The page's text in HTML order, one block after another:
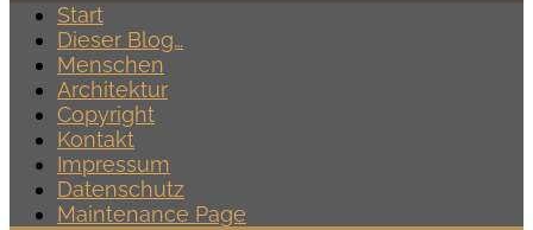
Start
Dieser Blog…
Menschen
Architektur
Copyright
Kontakt
Impressum
Datenschutz
Maintenance Page